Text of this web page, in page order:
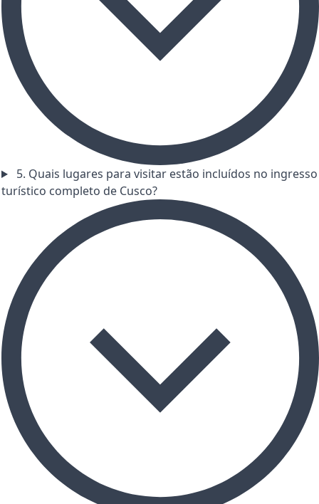
5. Quais lugares para visitar estão incluídos no ingresso
turístico completo de Cusco?